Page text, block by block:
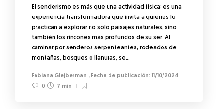
El senderismo es más que una actividad física; es una
experiencia transformadora que invita a quienes lo
practican a explorar no solo paisajes naturales, sino
también los rincones más profundos de su ser. Al
caminar por senderos serpenteantes, rodeados de
montañas, bosques o llanuras, se…
Fabiana Glejberman ,
11/10/2024
0
7 min